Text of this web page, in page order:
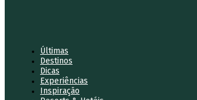
Últimas
Destinos
Dicas
Experiências
Inspiração